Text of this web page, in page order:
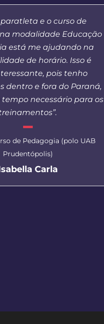
paratleta e o curso de
modalidade Educação
está me ajudando na
de horário. Isso é
pois tenho
dentro e fora do Paraná,
necessário para os
de Pedagogia (polo UAB
Prudentópolis)
Carla